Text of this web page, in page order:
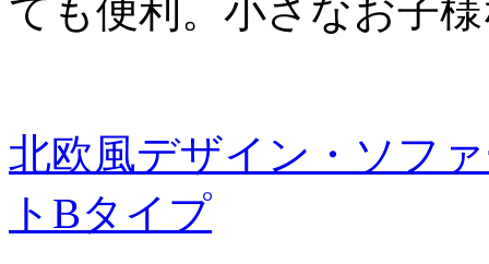
ても便利。小さなお子
北欧風デザイン・ソフ
トBタイプ